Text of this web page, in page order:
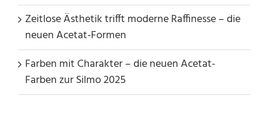
Zeitlose Ästhetik trifft moderne Raffinesse – die
neuen Acetat-Formen
Farben mit Charakter – die neuen Acetat-
Farben zur Silmo 2025